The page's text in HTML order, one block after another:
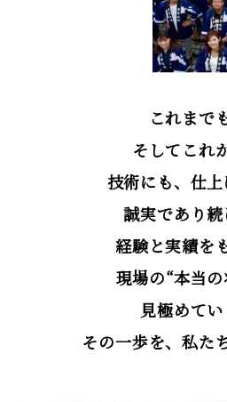
これまで
そしてこれ
技術にも、仕上
誠実であり続
経験と実績を
現場の“本当
見極めてい
その一歩を、私た